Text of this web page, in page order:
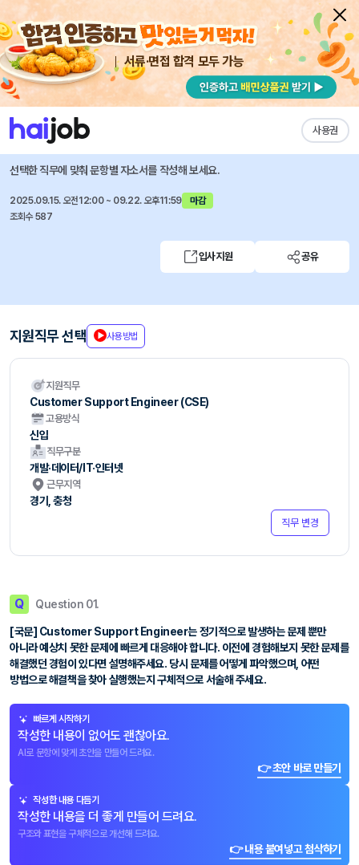
서류·면접 합격 모두 가능
사용권
채용공고 자소서 자유항목 자소서 내 작성목록
ASML코리아 즐겨찾기
2025 하반기 신입사원 채용
선택한 직무에 맞춰 문항별 자소서를 작성해 보세요.
2025.09.15. 오전12:00 ~ 09.22. 오후11:59
마감
조회수 587
입사지원 공유
지원직무 선택 사용방법
지원직무
Customer Support Engineer (CSE)
고용방식
신입
직무구분
개발·데이터/IT·인터넷
근무지역
경기, 충청
직무 변경
Q Question 01.
[국문] Customer Support Engineer는 정기적으로 발생하는 문제 뿐만
아니라 예상치 못한 문제에 빠르게 대응해야 합니다. 이전에 경험해보지 못한 문제를
해결했던 경험이 있다면 설명해주세요. 당시 문제를 어떻게 파악했으며, 어떤
방법으로 해결책을 찾아 실행했는지 구체적으로 서술해 주세요.
빠르게 시작하기
작성한 내용이 없어도 괜찮아요.
AI로 문항에 맞게 초안을 만들어 드려요.
👉 초안 바로 만들기
작성한 내용 다듬기
작성한 내용을 더 좋게 만들어 드려요.
구조와 표현을 구체적으로 개선해 드려요.
👉 내용 붙여넣고 첨삭하기